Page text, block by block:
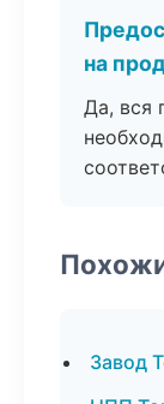
на
Да, вся
Завод